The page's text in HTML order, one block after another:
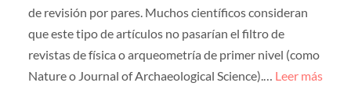
de revisión por pares. Muchos científicos consideran
que este tipo de artículos no pasarían el filtro de
revistas de física o arqueometría de primer nivel (como
Nature o Journal of Archaeological Science).… Leer más